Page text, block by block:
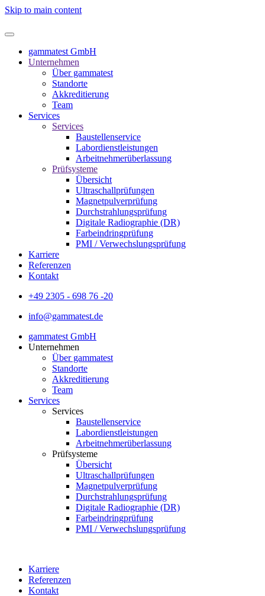
Skip to main content
gammatest GmbH
Unternehmen
Über gammatest
Standorte
Akkreditierung
Team
Services
Services
Baustellenservice
Labordienstleistungen
Arbeitnehmerüberlassung
Prüfsysteme
Übersicht
Ultraschallprüfungen
Magnetpulverprüfung
Durchstrahlungsprüfung
Digitale Radiographie (DR)
Farbeindringprüfung
PMI / Verwechslungsprüfung
Karriere
Referenzen
Kontakt
+49 2305 - 698 76 -20
info@gammatest.de
gammatest GmbH
Unternehmen
Über gammatest
Standorte
Akkreditierung
Team
Services
Services
Baustellenservice
Labordienstleistungen
Arbeitnehmerüberlassung
Prüfsysteme
Übersicht
Ultraschallprüfungen
Magnetpulverprüfung
Durchstrahlungsprüfung
Digitale Radiographie (DR)
Farbeindringprüfung
PMI / Verwechslungsprüfung
Karriere
Referenzen
Kontakt